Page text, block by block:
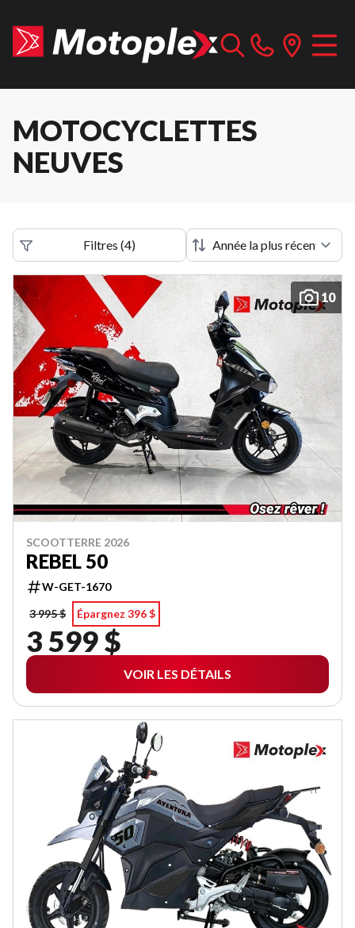
MOTOCYCLETTES
NEUVES
Filtres (4)
10
SCOOTTERRE 2026
REBEL 50
W-GET-1670
3 995 $
Épargnez 396 $
3 599 $
VOIR LES DÉTAILS